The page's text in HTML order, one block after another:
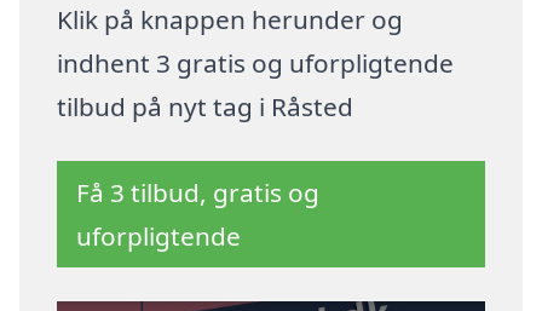
Klik på knappen herunder og
indhent 3 gratis og uforpligtende
tilbud på nyt tag i Råsted
Få 3 tilbud, gratis og
uforpligtende